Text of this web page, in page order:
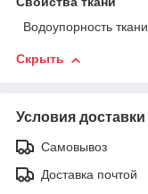
Водоупорность ткани
Скрыть
Условия доставки
Самовывоз
Доставка почтой